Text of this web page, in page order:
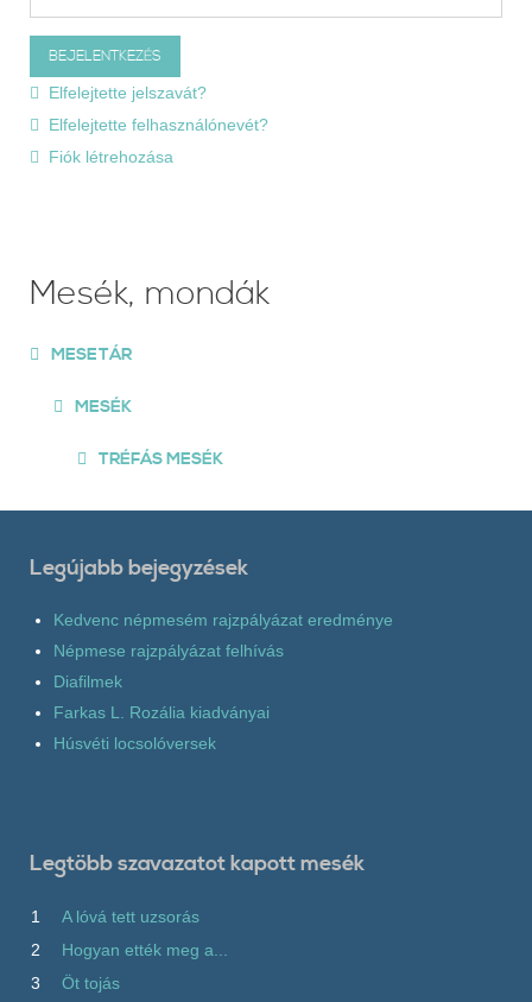
Elfelejtette jelszavát?
Elfelejtette felhasználónevét?
Fiók létrehozása
Mesék, mondák
MESETÁR
MESÉK
TRÉFÁS MESÉK
Legújabb bejegyzések
Kedvenc népmesém rajzpályázat eredménye
Népmese rajzpályázat felhívás
Diafilmek
Farkas L. Rozália kiadványai
Húsvéti locsolóversek
Legtöbb szavazatot kapott mesék
1
A lóvá tett uzsorás
2
Hogyan ették meg a...
3
Öt tojás